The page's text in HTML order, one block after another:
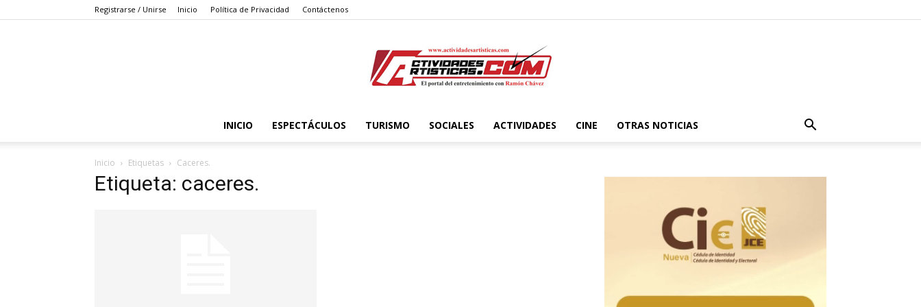
Registrarse / Unirse Inicio Política de Privacidad Contáctenos
Actividadesartisticas.com
INICIO ESPECTÁCULOS TURISMO SOCIALES ACTIVIDADES CINE OTRAS NOTICIAS
Inicio Etiquetas Caceres.
Etiqueta: caceres.